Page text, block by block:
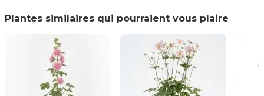
Plantes similaires qui pourraient vous plaire